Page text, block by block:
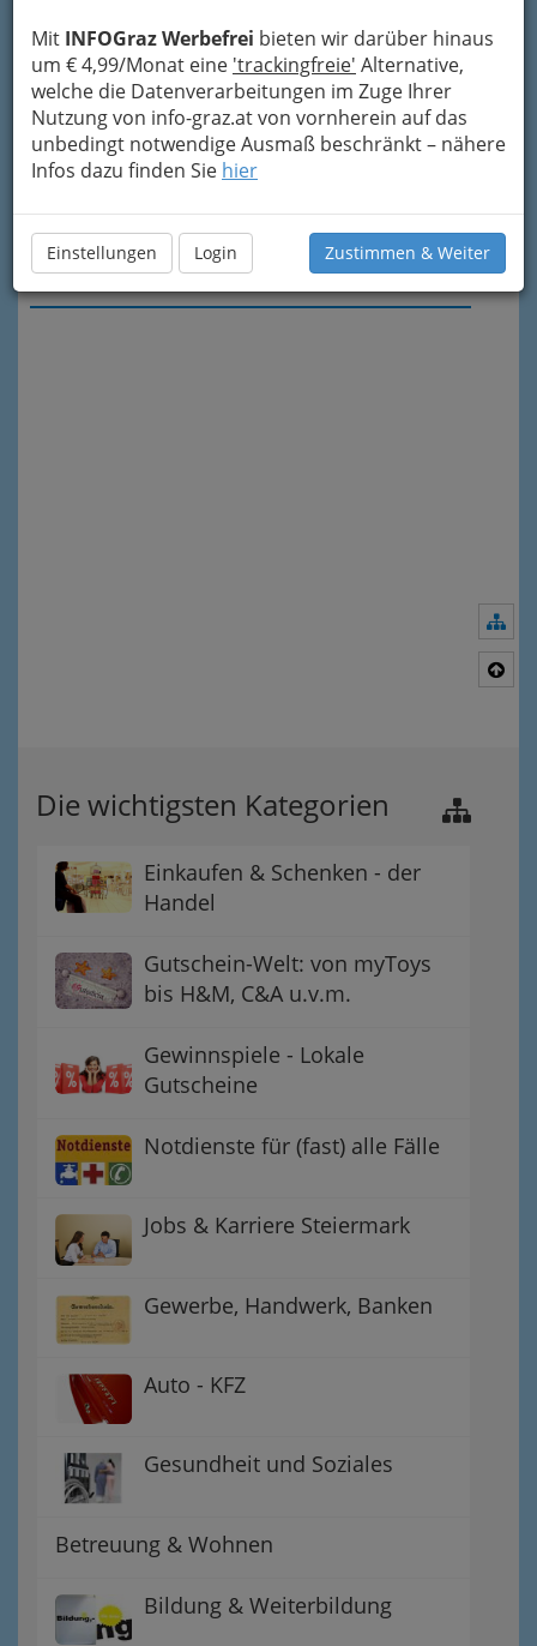
Mit INFOGraz Werbefrei bieten wir darüber hinaus
um € 4,99/Monat eine 'trackingfreie' Alternative,
welche die Datenverarbeitungen im Zuge Ihrer
Nutzung von info-graz.at von vornherein auf das
unbedingt notwendige Ausmaß beschränkt – nähere
Infos dazu finden Sie hier
Einstellungen Login Zustimmen & Weiter
Meine Nachricht senden
Die wichtigsten Kategorien
Einkaufen & Schenken - der
Handel
Gutschein-Welt: von myToys
bis H&M, C&A u.v.m.
Gewinnspiele - Lokale
Gutscheine
Notdienste für (fast) alle Fälle
Jobs & Karriere Steiermark
Gewerbe, Handwerk, Banken
Auto - KFZ
Gesundheit und Soziales
Betreuung & Wohnen
Bildung & Weiterbildung